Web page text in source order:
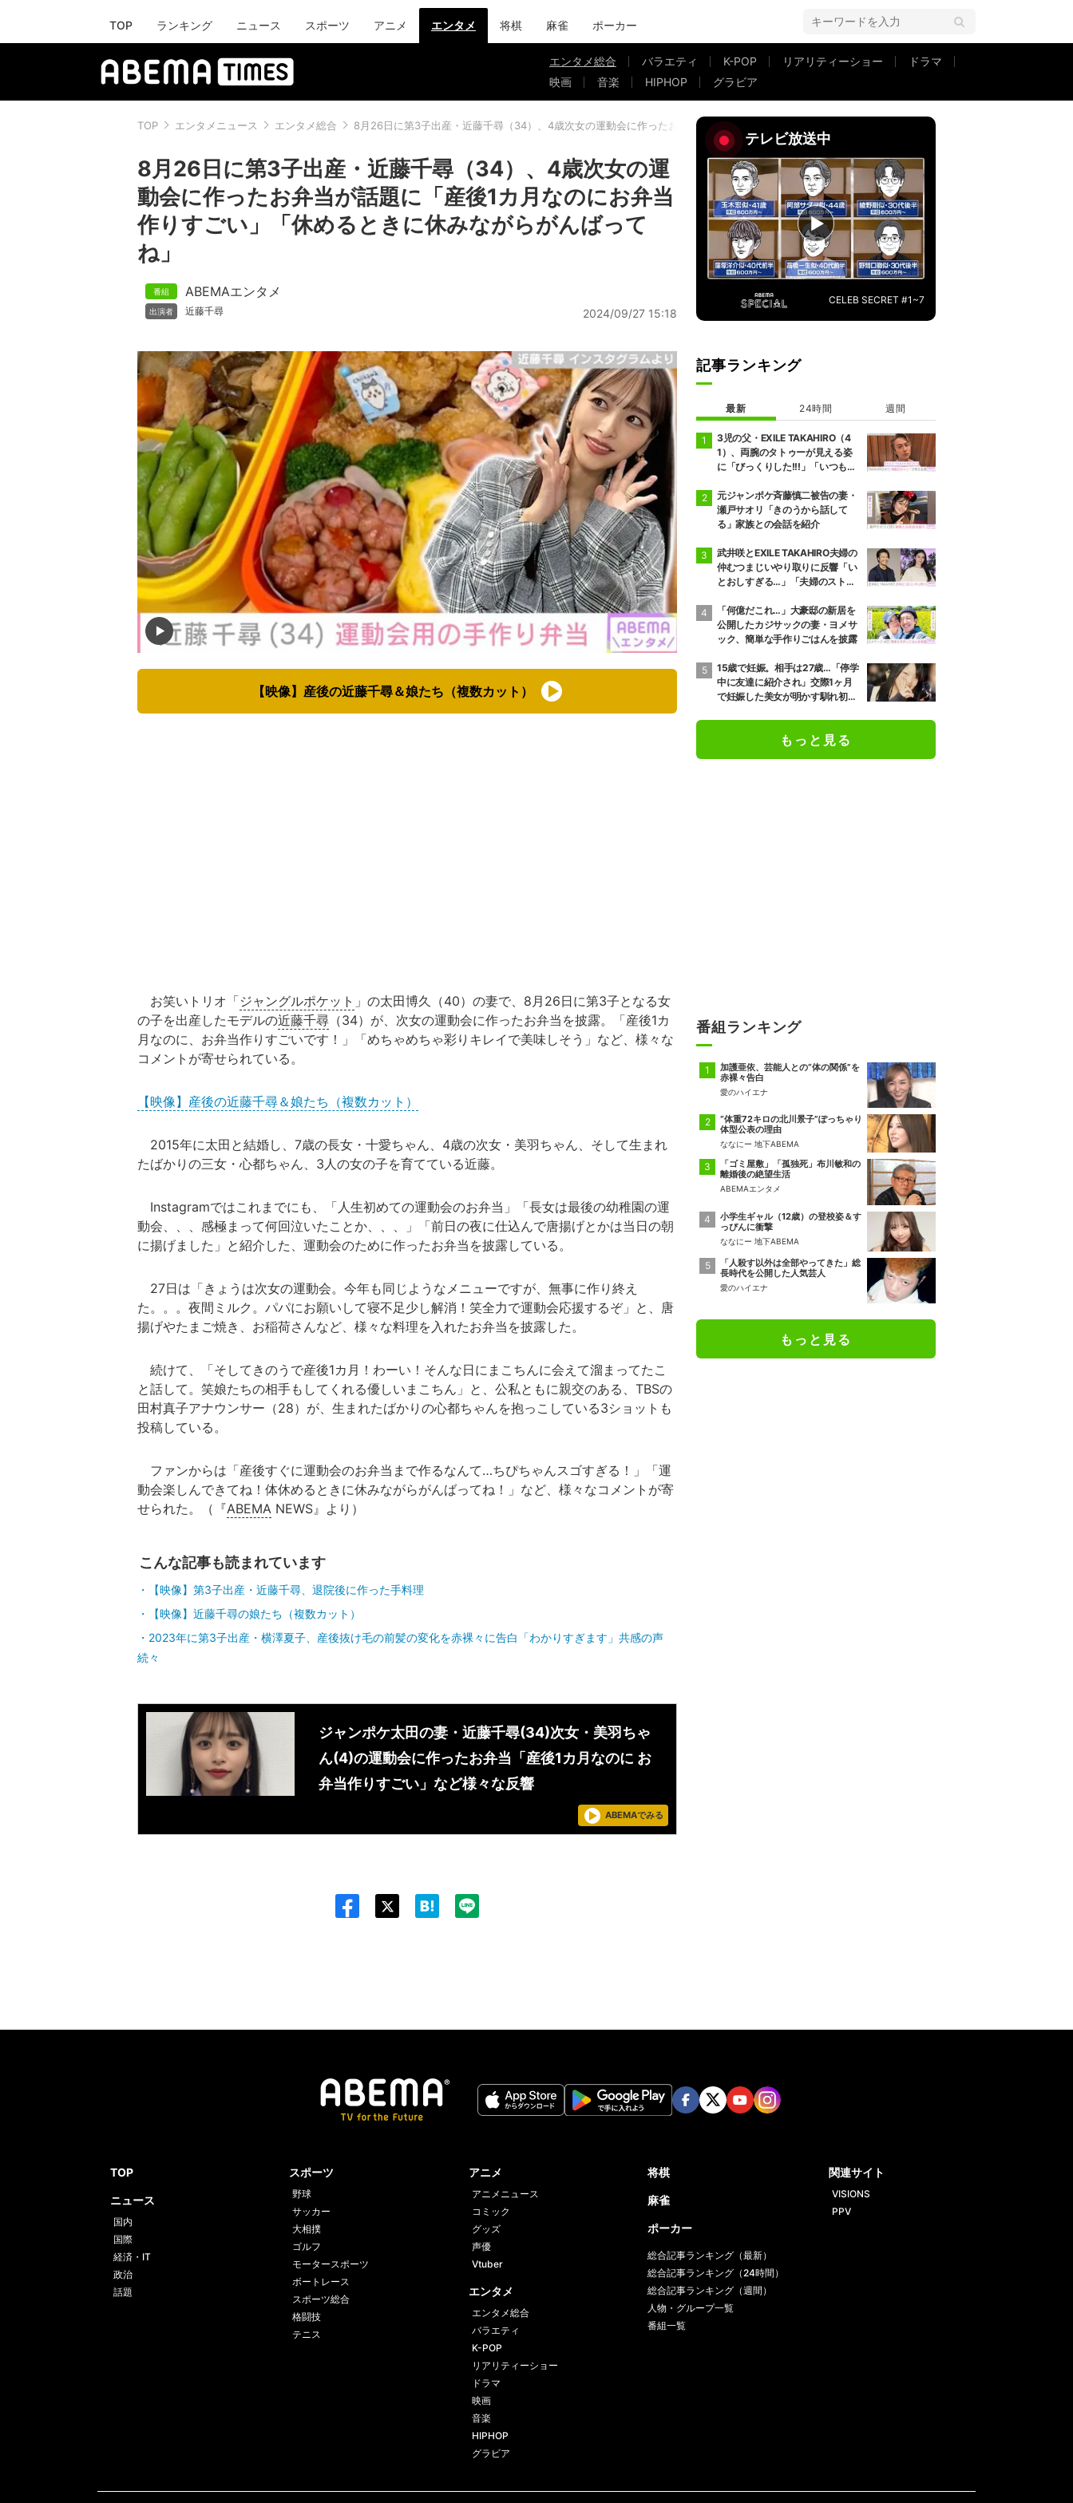
TOP ランキング ニュース スポーツ アニメ エンタメ 将棋 麻雀 ポーカー
エンタメ総合 バラエティ K-POP リアリティーショー
ドラマ
映画
音楽 HIPHOP グラビア
TOP エンタメニュース エンタメ総合 8月26日に第3子出産・近藤千尋（34）、4歳次女の運動会に作ったお弁当が話題に「産後1カ月なのにお弁当作りすごい」「休めるときに休みながらがん
8月26日に第3子出産・近藤千尋（34）、4歳次女の運
動会に作ったお弁当が話題に「産後1カ月なのにお弁当
作りすごい」「休めるときに休みながらがんばって
ね」
ABEMAエンタメ
近藤千尋 2024/09/27 15:18
【映像】産後の近藤千尋＆娘たち（複数カット）
お笑いトリオ「ジャングルポケット 」の太田博久（40）の妻で、8月26日に第3子となる女
の子を出産したモデルの近藤千尋 （34）が、次女の運動会に作ったお弁当を披露。「産後1カ
月なのに、お弁当作りすごいです！」「めちゃめちゃ彩りキレイで美味しそう」など、様々な
コメントが寄せられている。
【映像】産後の近藤千尋＆娘たち（複数カット）
2015年に太田と結婚し、7歳の長女・十愛ちゃん、4歳の次女・美羽ちゃん、そして生まれ
たばかりの三女・心都ちゃん、3人の女の子を育てている近藤。
Instagramではこれまでにも、「人生初めての運動会のお弁当」「長女は最後の幼稚園の運
動会、、、感極まって何回泣いたことか、、、」「前日の夜に仕込んで唐揚げとかは当日の朝
に揚げました」と紹介した、運動会のために作ったお弁当を披露している。
27日は「きょうは次女の運動会。今年も同じようなメニューですが、無事に作り終え
た。。。夜間ミルク。パパにお願いして寝不足少し解消！笑全力で運動会応援するぞ」と、唐
揚げやたまご焼き、お稲荷さんなど、様々な料理を入れたお弁当を披露した。
続けて、「そしてきのうで産後1カ月！わーい！そんな日にまこちんに会えて溜まってたこ
と話して。笑娘たちの相手もしてくれる優しいまこちん」と、公私ともに親交のある、TBSの
田村真子アナウンサー（28）が、生まれたばかりの心都ちゃんを抱っこしている3ショットも
投稿している。
ファンからは「産後すぐに運動会のお弁当まで作るなんて…ちぴちゃんスゴすぎる！」「運
動会楽しんできてね！体休めるときに休みながらがんばってね！」など、様々なコメントが寄
せられた。（『ABEMA NEWS』より）
こんな記事も読まれています
【映像】第3子出産・近藤千尋、退院後に作った手料理
【映像】近藤千尋の娘たち（複数カット）
2023年に第3子出産・横澤夏子、産後抜け毛の前髪の変化を赤裸々に告白「わかりすぎます」共感の声
続々
ジャンポケ太田の妻・近藤千尋(34)次女・美羽ちゃ
ん(4)の運動会に作ったお弁当「産後1カ月なのに お
弁当作りすごい」など様々な反響
ABEMAでみる
テレビ放送中
CELEB SECRET #1~7
記事ランキング
最新 24時間 週間
3児の父・EXILE TAKAHIRO（4
1）、両腕のタトゥーが見える姿
に「びっくりした!!!」「いつもと
の反響
元ジャンポケ斉藤慎二被告の妻・
瀬戸サオリ「きのうから話して
る」家族との会話を紹介
武井咲とEXILE TAKAHIRO夫婦の
仲むつまじいやり取りに反響「い
とおしすぎる…」「夫婦のストー
「何億だこれ…」大豪邸の新居を
公開したカジサックの妻・ヨメサ
ック、簡単な手作りごはんを披露
15歳で妊娠。相手は27歳…「停学
中に友達に紹介され」交際1ヶ月
で妊娠した美女が明かす馴れ初め
もっと見る
番組ランキング
加護亜依、芸能人との“体の関係”を
赤裸々告白
愛のハイエナ
“体重72キロの北川景子”ぽっちゃり
体型公表の理由
ななにー 地下ABEMA
「ゴミ屋敷」「孤独死」布川敏和の
離婚後の絶望生活
ABEMAエンタメ
小学生ギャル（12歳）の登校姿＆す
っぴんに衝撃
ななにー 地下ABEMA
「人殺す以外は全部やってきた」総
長時代を公開した人気芸人
愛のハイエナ
もっと見る
TOP
ニュース
国内
国際
経済・IT
政治
話題
スポーツ
野球
サッカー
大相撲
ゴルフ
モータースポーツ
ボートレース
スポーツ総合
格闘技
テニス
アニメ
アニメニュース
コミック
グッズ
声優
Vtuber
エンタメ
エンタメ総合
バラエティ
K-POP
リアリティーショー
ドラマ
映画
音楽
HIPHOP
グラビア
将棋
麻雀
ポーカー
総合記事ランキング（最新）
総合記事ランキング（24時間）
総合記事ランキング（週間）
人物・グループ一覧
番組一覧
関連サイト
VISIONS
PPV